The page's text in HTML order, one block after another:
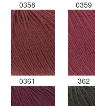
0358 0359
0361 362